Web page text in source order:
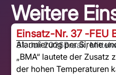
Weitere
Einsatz-Nr. 37 -FEU
31. Juli 2026Braak,
Alarmierung per Sirene
„BMA“ lautete der Zusatz
der hohen Temperaturen